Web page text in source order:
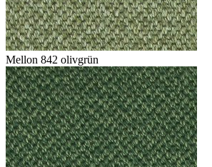
Mellon 842 olivgrün